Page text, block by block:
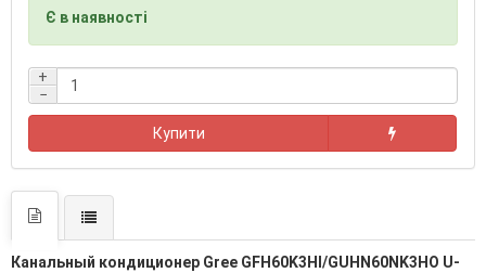
Є в наявності
+
−
Купити
Канальный кондиционер Gree GFH60K3HI/GUHN60NK3HO U-